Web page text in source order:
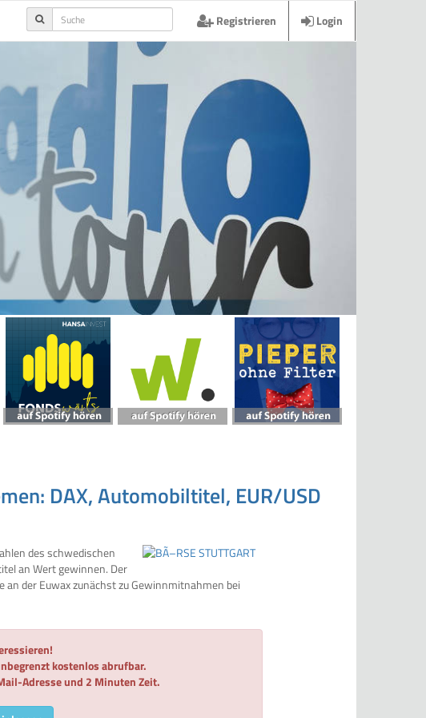
Registrieren Login
DAX, Automobiltitel, EUR/USD
des schwedischen
an Wert gewinnen. Der
der Euwax zunächst zu Gewinnmitnahmen bei
kostenlos abrufbar.
Adresse und 2 Minuten Zeit.